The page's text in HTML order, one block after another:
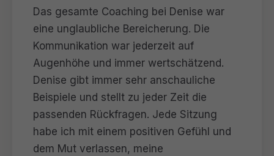
Das gesamte Coaching bei Denise war
eine unglaubliche Bereicherung. Die
Kommunikation war jederzeit auf
Augenhöhe und immer wertschätzend.
Denise gibt immer sehr anschauliche
Beispiele und stellt zu jeder Zeit die
passenden Rückfragen. Jede Sitzung
habe ich mit einem positiven Gefühl und
dem Mut verlassen, meine